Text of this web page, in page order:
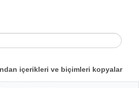
içerikleri ve biçimleri kopyalar